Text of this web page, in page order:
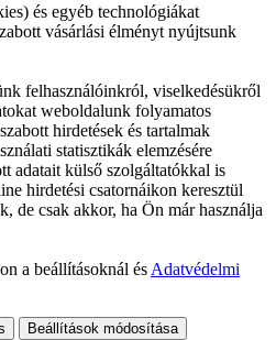
és egyéb technológiákat
vásárlási élményt nyújtsunk
felhasználóinkról, viselkedésükről
weboldalunk folyamatos
hirdetések és tartalmak
statisztikák elemzésére
adatait külső szolgáltatókkal is
hirdetési csatornáikon keresztül
de csak akkor, ha Ön már használja
a beállításoknál és Adatvédelmi
Beállítások módosítása